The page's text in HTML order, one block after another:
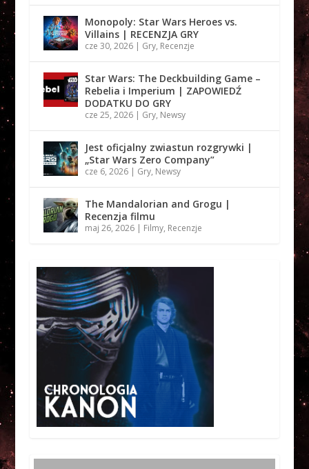
Monopoly: Star Wars Heroes vs.
Villains | RECENZJA GRY
cze 30, 2026| Gry, Recenzje
Star Wars: The Deckbuilding Game –
Rebelia i Imperium | ZAPOWIEDŹ
DODATKU DO GRY
cze 25, 2026| Gry, Newsy
Jest oficjalny zwiastun rozgrywki |
„Star Wars Zero Company”
cze 6, 2026| Gry, Newsy
The Mandalorian and Grogu |
Recenzja filmu
maj 26, 2026| Filmy, Recenzje